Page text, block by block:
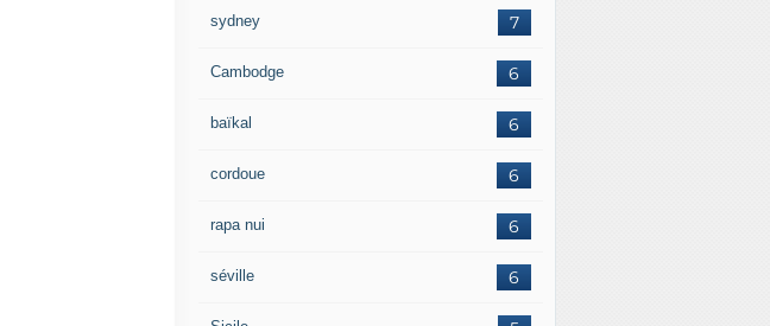
7
sydney
6
Cambodge
6
baïkal
6
cordoue
6
rapa nui
6
séville